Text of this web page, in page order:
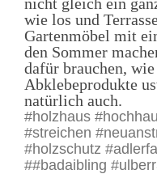
wie los und
Gartenmöbel mit
den Sommer
dafür brauchen,
Abklebeprodukte
natürlich auch.
#holzhaus
#streichen
#holzschutz
##badaibling